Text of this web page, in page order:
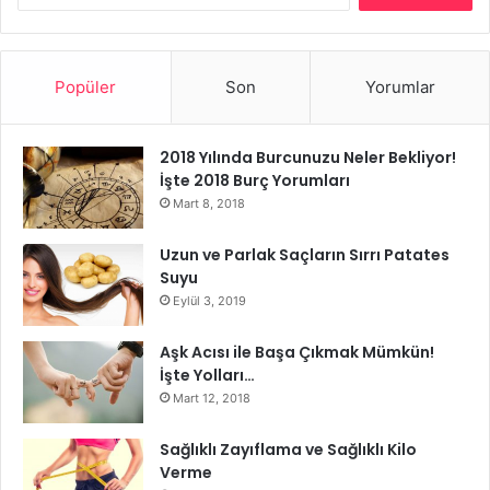
Gebelik Döneminde Diş Tedavisi
Bebeğe Zarar Verir mi?
Gebelik döneminde en çok merak edilen sorulardan birisi
de gebelikte diş tedavisinin bebeğe zarar verip
vermediğidir. Gebelikte gerek diş çürükleri için gerek
diğer diş sorunları ile ilgili olsun ilk üç ayda ve son aylara
Popüler Son Yorumlar
2018 Yılında Burcunuzu Neler Bekliyor!
İşte 2018 Burç Yorumları
Mart 8, 2018
Uzun ve Parlak Saçların Sırrı Patates
Suyu
Eylül 3, 2019
Aşk Acısı ile Başa Çıkmak Mümkün!
İşte Yolları…
Mart 12, 2018
Sağlıklı Zayıflama ve Sağlıklı Kilo
Verme